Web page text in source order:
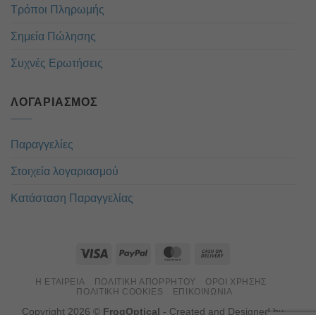
Τρόποι Πληρωμής
Σημεία Πώλησης
Συχνές Ερωτήσεις
ΛΟΓΑΡΙΑΣΜΌΣ
Παραγγελίες
Στοιχεία λογαριασμού
Κατάσταση Παραγγελίας
Η ΕΤΑΙΡΕΊΑ ΠΟΛΙΤΙΚΉ ΑΠΟΡΡΉΤΟΥ
ΌΡΟΙ ΧΡΉΣΗΣ
ΠΟΛΙΤΙΚΉ COOKIES
ΕΠΙΚΟΙΝΏΝΙΑ
Copyright 2026 © FrogOptical - Created and Designed by